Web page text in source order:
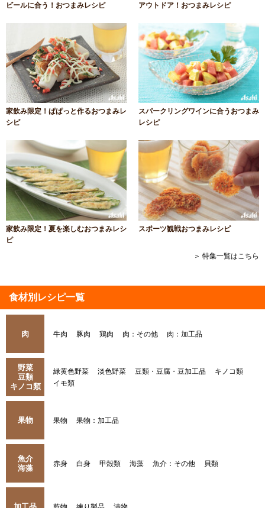
ビールに合う！おつまみレシピ アウトドア！おつまみレシピ
家飲み限定！ぱぱっと作るおつまみレ
シピ
スパークリングワインに合うおつまみ
レシピ
家飲み限定！夏を楽しむおつまみレシ
ピ
スポーツ観戦おつまみレシピ
＞ 特集一覧はこちら
食材別レシピ一覧
肉 牛肉 豚肉 鶏肉 肉：その他 肉：加工品
野菜
豆類
キノコ類
緑黄色野菜 淡色野菜 豆類・豆腐・豆加工品
キノコ類
イモ類
果物 果物 果物：加工品
魚介
海藻
赤身 白身 甲殻類 海藻 魚介：その他 貝類